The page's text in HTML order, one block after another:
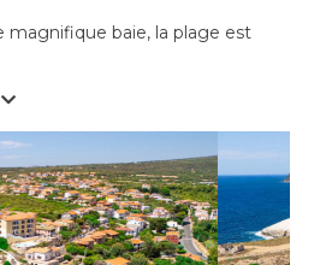
magnifique baie, la plage est